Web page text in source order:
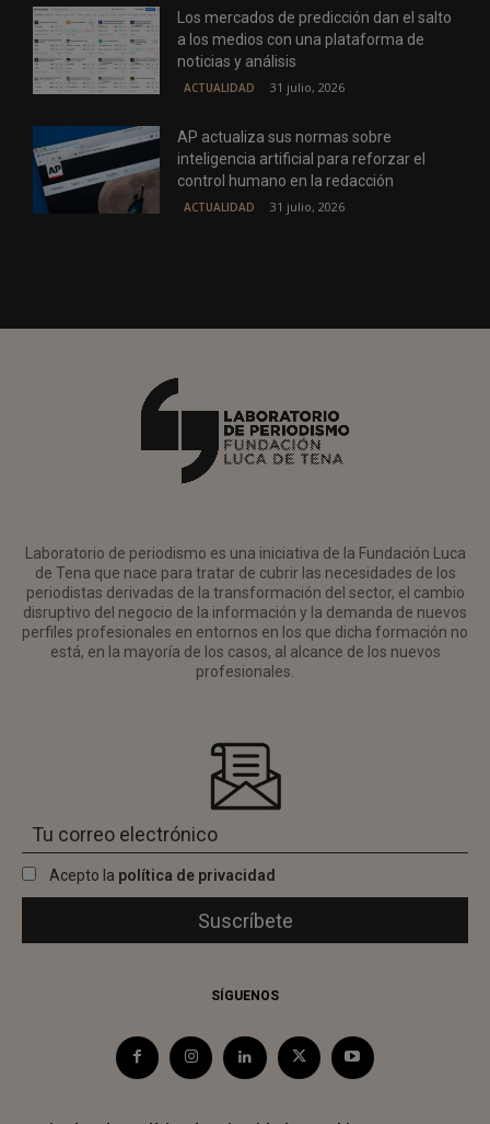
Los mercados de predicción dan el salto
a los medios con una plataforma de
noticias y análisis
ACTUALIDAD 31 julio, 2026
AP actualiza sus normas sobre
inteligencia artificial para reforzar el
control humano en la redacción
ACTUALIDAD 31 julio, 2026
Laboratorio de periodismo es una iniciativa de la Fundación Luca
de Tena que nace para tratar de cubrir las necesidades de los
periodistas derivadas de la transformación del sector, el cambio
disruptivo del negocio de la información y la demanda de nuevos
perfiles profesionales en entornos en los que dicha formación no
está, en la mayoría de los casos, al alcance de los nuevos
profesionales.
Acepto la política de privacidad
SÍGUENOS